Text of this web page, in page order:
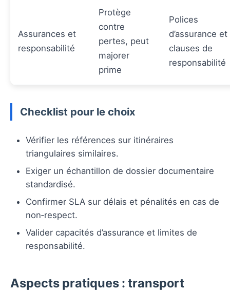
Assurances et
responsabilité
Protège
contre
pertes, peut
majorer
prime
Polices
d’assurance et
clauses de
responsabilité
Checklist pour le choix
Vérifier les références sur itinéraires
triangulaires similaires.
Exiger un échantillon de dossier documentaire
standardisé.
Confirmer SLA sur délais et pénalités en cas de
non‑respect.
Valider capacités d’assurance et limites de
responsabilité.
Aspects pratiques : transport